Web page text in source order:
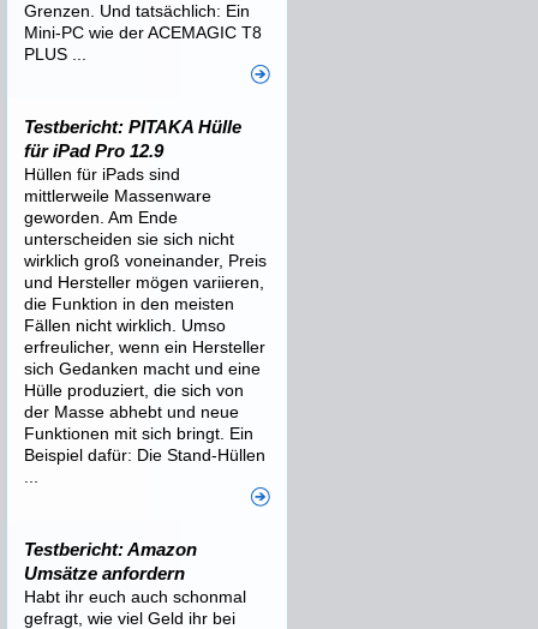
Grenzen. Und tatsächlich: Ein
Mini-PC wie der ACEMAGIC T8
PLUS ...
Testbericht: PITAKA Hülle
für iPad Pro 12.9
Hüllen für iPads sind
mittlerweile Massenware
geworden. Am Ende
unterscheiden sie sich nicht
wirklich groß voneinander, Preis
und Hersteller mögen variieren,
die Funktion in den meisten
Fällen nicht wirklich. Umso
erfreulicher, wenn ein Hersteller
sich Gedanken macht und eine
Hülle produziert, die sich von
der Masse abhebt und neue
Funktionen mit sich bringt. Ein
Beispiel dafür: Die Stand-Hüllen
Testbericht: Amazon
Umsätze anfordern
Habt ihr euch auch schonmal
gefragt, wie viel Geld ihr bei